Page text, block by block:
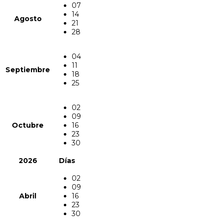
Agosto
07
14
21
28
Septiembre
04
11
18
25
Octubre
02
09
16
23
30
2026
Días
Abril
02
09
16
23
30